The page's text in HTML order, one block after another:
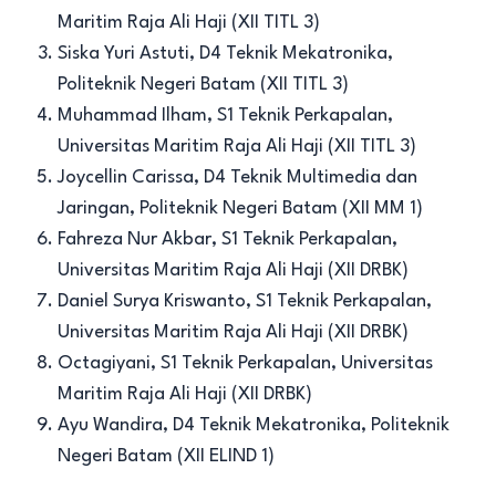
Maritim Raja Ali Haji (XII TITL 3)
Siska Yuri Astuti, D4 Teknik Mekatronika,
Politeknik Negeri Batam (XII TITL 3)
Muhammad Ilham, S1 Teknik Perkapalan,
Universitas Maritim Raja Ali Haji (XII TITL 3)
Joycellin Carissa, D4 Teknik Multimedia dan
Jaringan, Politeknik Negeri Batam (XII MM 1)
Fahreza Nur Akbar, S1 Teknik Perkapalan,
Universitas Maritim Raja Ali Haji (XII DRBK)
Daniel Surya Kriswanto, S1 Teknik Perkapalan,
Universitas Maritim Raja Ali Haji (XII DRBK)
Octagiyani, S1 Teknik Perkapalan, Universitas
Maritim Raja Ali Haji (XII DRBK)
Ayu Wandira, D4 Teknik Mekatronika, Politeknik
Negeri Batam (XII ELIND 1)